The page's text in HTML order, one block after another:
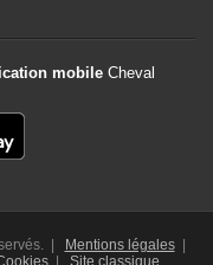
mobile Cheval
| Mentions légales|
| Site classique